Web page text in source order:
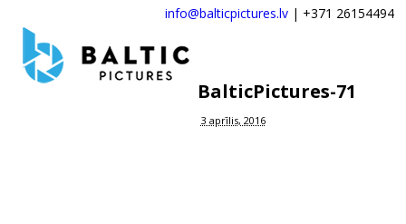
info@balticpictures.lv| +371 26154494
BalticPictures-71
3 aprīlis, 2016